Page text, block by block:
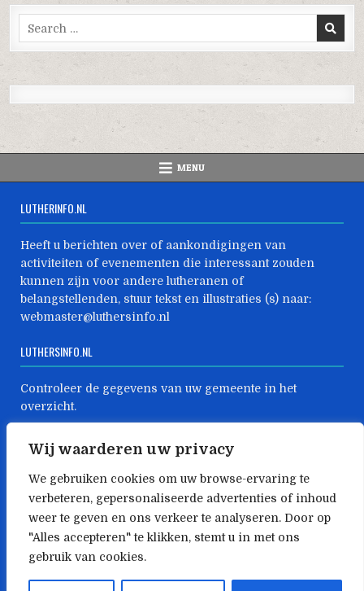
Wij waarderen uw privacy
We gebruiken cookies om uw browse-ervaring te
verbeteren, gepersonaliseerde advertenties of inhoud
weer te geven en ons verkeer te analyseren. Door op
"Alles accepteren" te klikken, stemt u in met ons
gebruik van cookies.
Search
for:
MENU
LUTHERINFO.NL
Heeft u berichten over of aankondigingen van
activiteiten of evenementen die interessant zouden
kunnen zijn voor andere lutheranen of
belangstellenden, stuur tekst en illustraties (s) naar:
webmaster@luthersinfo.nl
LUTHERSINFO.NL
Controleer de gegevens van uw gemeente in het
overzicht.
webmaster@luthersinfo.nl
LUTHERSINFO.NL
Heeft u ideeën om deze website verder uit te bouwen,
laat het ons weten: webmaster@luthersinfo.nl
Copyright © 2026 Luthersinfo.nl – deze website wordt